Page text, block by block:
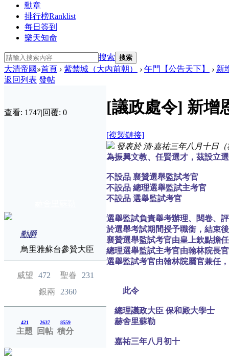
勳章
排行榜Ranklist
每日簽到
樂天知命
搜索 搜索
大清帝國»首頁 › 紫禁城（大內前朝） › 午門【公告天下】 › 新
返回列表 發帖
查看: 1747|回覆: 0 [議政處令] 新增
[複製鏈接]
勳爵
烏里雅蘇台參贊大臣
威望 472 聖眷
231
銀兩
2360
421
主題
2637
回帖
8559
積分
發表於 清·嘉祐三年八月十日
為振興文教、任賢選才，茲設立
不設品 襄贊選舉監試考官
不設品 總理選舉監試主考官
不設品 選舉監試考官
選舉監試負責舉考辦理、閱卷、
於選舉考試期間授予職銜，結束
襄贊選舉監試考官由皇上欽點擔
總理選舉監試主考官由翰林院長
選舉監試考官由翰林院屬官兼任
此令
總理議政大臣 保和殿大學士
赫舍里蘇勒
嘉祐三年八月初十